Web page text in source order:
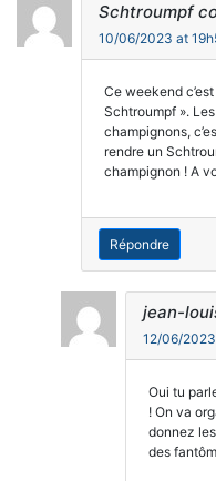
Schtroumpf
10/06/2023 at
Ce weekend
Schtroumpf ».
champignons,
rendre un
champignon ! A
Répondre
jean-
12/06/
Oui tu
! On va
donnez
des